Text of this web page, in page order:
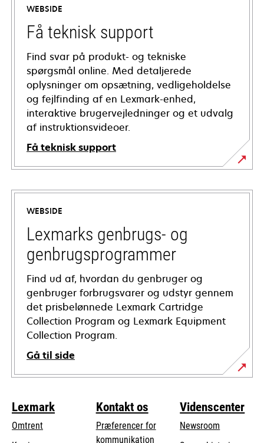
WEBSIDE
Få teknisk support
Find svar på produkt- og tekniske
spørgsmål online. Med detaljerede
oplysninger om opsætning, vedligeholdelse
og fejlfinding af en Lexmark-enhed,
interaktive brugervejledninger og et udvalg
af instruktionsvideoer.
Få teknisk support
opens
in
new
tab
WEBSIDE
Lexmarks genbrugs- og
genbrugsprogrammer
Find ud af, hvordan du genbruger og
genbruger forbrugsvarer og udstyr gennem
det prisbelønnede Lexmark Cartridge
Collection Program og Lexmark Equipment
Collection Program.
Gå til side
Lexmark
Omtrent
Kontakt os
Præferencer for
kommunikation
Videnscenter
Newsroom